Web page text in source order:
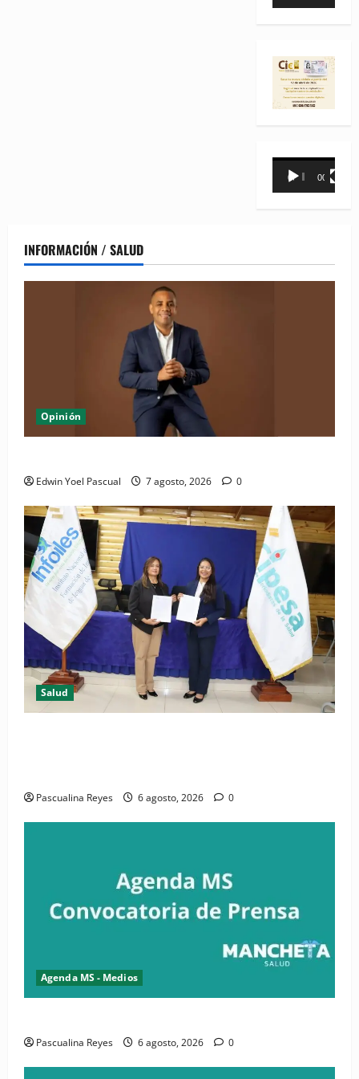
Reproductor
00:00 00:31
INFORMACIÓN / SALUD
Opinión
Edwin Yoel Pascual 7 agosto, 2026 0
Salud
Pascualina Reyes 6 agosto, 2026 0
Agenda MS - Medios
Pascualina Reyes 6 agosto, 2026 0